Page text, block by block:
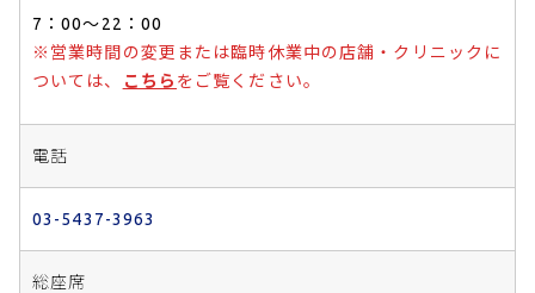
7：00～22：00
※営業時間の変更または臨時休業中の店舗・クリニックに
ついては、
こちら をご覧ください。
電話
03-5437-3963
総座席